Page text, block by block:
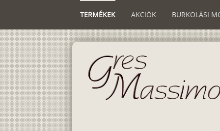
TERMÉKEK AKCIÓK BURKOLÁSI